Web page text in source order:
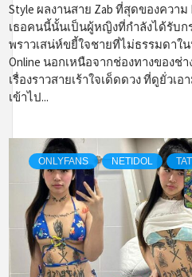
Style ผลงานสาย Zab ที่สุดของควา
เธอคนนี้นั้นเป็นผู้หญิงที่กำลังได้รับ
พราวเสน่ห์ขยี้ใจชายที่ไม่ธรรมดาใ
Online นอกเหนือจากช่องทางของช่
เรื่องราวสายเร้าใจเด็ดดวง ที่ดูยั่วเ
เข้าไป...
ONLYFANS NETIDOL